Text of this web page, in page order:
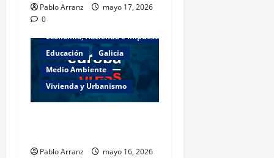
Pablo Arranz
mayo 17, 2026
0
Economía, Hacienda e Impuestos
Educación
Galicia
Medio Ambiente
Vivienda y Urbanismo
Pablo Arranz
mayo 16, 2026